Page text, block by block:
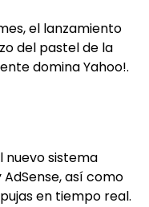
el lanzamiento
del pastel de la
domina Yahoo!.
nuevo sistema
así como
en tiempo real.